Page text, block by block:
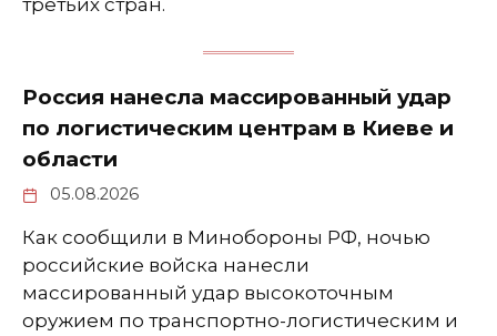
Россия нанесла массированный удар
по логистическим центрам в Киеве и
области
05.08.2026
Как сообщили в Минобороны РФ, ночью
российские войска нанесли
массированный удар высокоточным
оружием по транспортно-логистическим и